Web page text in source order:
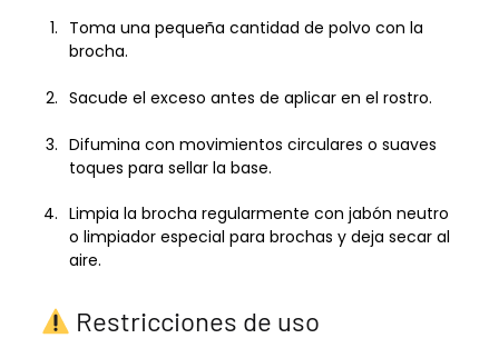
Toma una pequeña cantidad de polvo con la
brocha.
Sacude el exceso antes de aplicar en el rostro.
Difumina con movimientos circulares o suaves
toques para sellar la base.
Limpia la brocha regularmente con jabón neutro
o limpiador especial para brochas y deja secar al
aire.
Restricciones de uso